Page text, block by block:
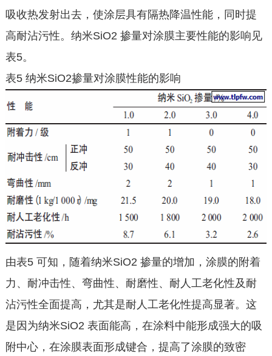
吸收热发射出去，使涂层具有隔热降温性能，同时提
高耐沾污性。纳米SiO2 掺量对涂膜主要性能的影响见
表5。
表5 纳米SiO2掺量对涂膜性能的影响
由表5 可知，随着纳米SiO2 掺量的增加，涂膜的附着
力、耐冲击性、弯曲性、耐磨性、耐人工老化性及耐
沾污性全面提高，尤其是耐人工老化性提高显著。这
是因为纳米SiO2 表面能高，在涂料中能形成强大的吸
附中心，在涂膜表面形成键合，提高了涂膜的致密